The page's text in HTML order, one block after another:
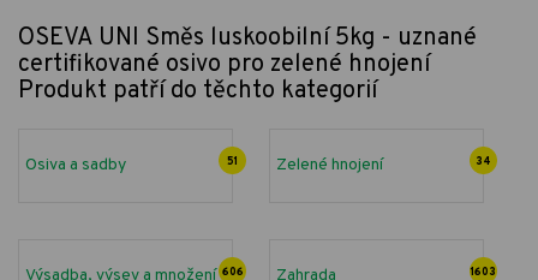
OSEVA UNI Směs luskoobilní 5kg - uznané
certifikované osivo pro zelené hnojení
Produkt patří do těchto kategorií
Osiva a sadby 51 Zelené hnojení 34
Výsadba, výsev a množení 606 Zahrada 1603